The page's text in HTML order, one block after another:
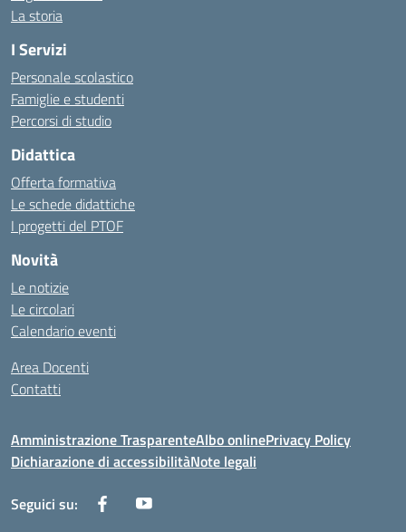
La storia
I Servizi
Personale scolastico
Famiglie e studenti
Percorsi di studio
Didattica
Offerta formativa
Le schede didattiche
I progetti del PTOF
Novità
Le notizie
Le circolari
Calendario eventi
Area Docenti
Contatti
Amministrazione TrasparenteAlbo onlinePrivacy Policy
Dichiarazione di accessibilitàNote legali
Seguici su: